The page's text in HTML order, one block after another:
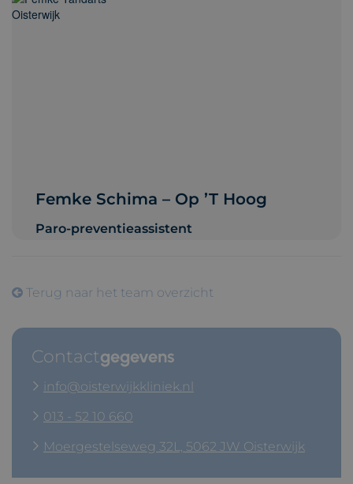
Femke Schima – Op ’t Hoog
Paro-preventieassistent
Terug naar het team overzicht
Contactgegevens
info@oisterwijkkliniek.nl
013 - 52 10 660
Moergestelseweg 32L, 5062 JW Oisterwijk